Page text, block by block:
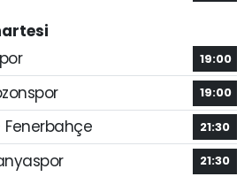
19:00
19:00
Fenerbahçe 21:30
21:30